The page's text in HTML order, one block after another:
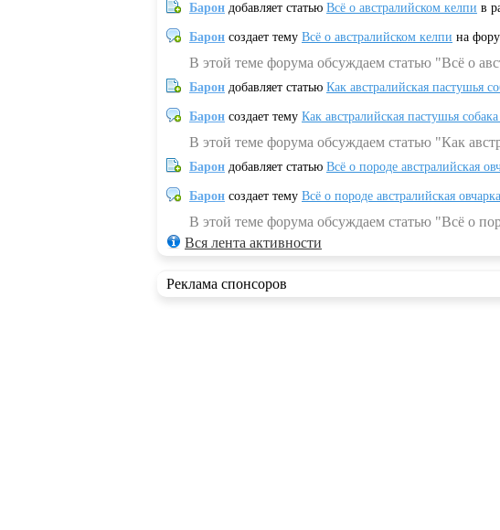
Барон добавляет статью Всё о австралийском келпи в
Барон создает тему Всё о австралийском келпи на
В этой теме форума обсуждаем статью "Всё о
Барон добавляет статью Как австралийская пастушья
Барон создает тему Как австралийская пастушья
В этой теме форума обсуждаем статью "Как
Барон добавляет статью Всё о породе австралийская
Барон создает тему Всё о породе австралийская
В этой теме форума обсуждаем статью "Всё о
Вся лента активности
Реклама спонсоров